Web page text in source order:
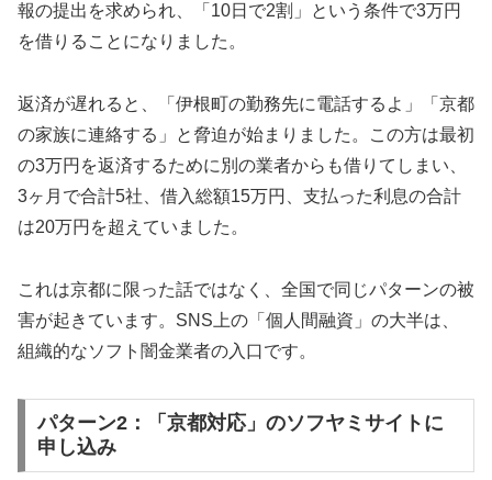
報の提出を求められ、「10日で2割」という条件で3万円
を借りることになりました。
返済が遅れると、「伊根町の勤務先に電話するよ」「京都
の家族に連絡する」と脅迫が始まりました。この方は最初
の3万円を返済するために別の業者からも借りてしまい、
3ヶ月で合計5社、借入総額15万円、支払った利息の合計
は20万円を超えていました。
これは京都に限った話ではなく、全国で同じパターンの被
害が起きています。SNS上の「個人間融資」の大半は、
組織的なソフト闇金業者の入口です。
パターン2：「京都対応」のソフヤミサイトに
申し込み